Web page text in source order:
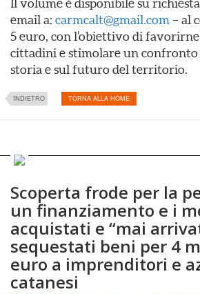
Il volume è disponibile su
email a: carmcalt@gmail.com – al
5 euro, con l’obiettivo di
cittadini e stimolare un confronto
storia e sul futuro del territorio.
INDIETRO TORNA ALLA HOME
Scoperta frode per la
un finanziamento e i
acquistati e “mai
sequestati beni per 4
euro a imprenditori e
catanesi